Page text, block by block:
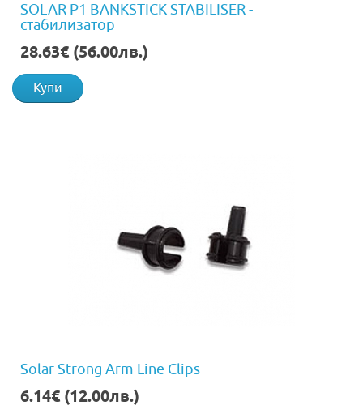
SOLAR P1 BANKSTICK STABILISER -
стабилизатор
28.63€ (56.00лв.)
Купи
Solar Strong Arm Line Clips
6.14€ (12.00лв.)